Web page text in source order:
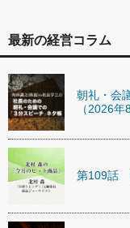
最新の経営コラム
朝礼・会
（2026年
第109話